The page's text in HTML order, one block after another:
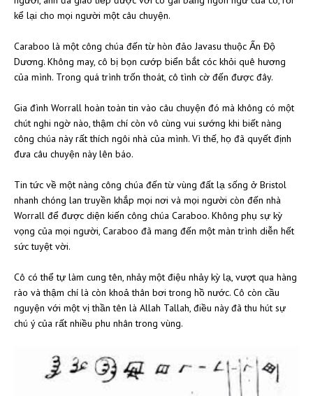
kể lại cho mọi người một câu chuyện.
Caraboo là một công chúa đến từ hòn đảo Javasu thuộc Ấn Độ
Dương. Không may, cô bị bọn cướp biển bắt cóc khỏi quê hương
của mình. Trong quá trình trốn thoát, cô tình cờ đến được đây.
Gia đình Worrall hoàn toàn tin vào câu chuyện đó mà không có một
chút nghi ngờ nào, thậm chí còn vô cùng vui sướng khi biết nàng
công chúa này rất thích ngôi nhà của mình. Vì thế, họ đã quyết định
đưa câu chuyện này lên báo.
Tin tức về một nàng công chúa đến từ vùng đất lạ sống ở Bristol
nhanh chóng lan truyền khắp mọi nơi và mọi người còn đến nhà
Worrall để được diện kiến công chúa Caraboo. Không phụ sự kỳ
vọng của mọi người, Caraboo đã mang đến một màn trình diễn hết
sức tuyệt vời.
Cô có thể tự làm cung tên, nhảy một điệu nhảy kỳ lạ, vượt qua hàng
rào và thậm chí là còn khoả thân bơi trong hồ nước. Cô còn cầu
nguyện với một vị thần tên là Allah Tallah, điều này đã thu hút sự
chú ý của rất nhiều phu nhân trong vùng.